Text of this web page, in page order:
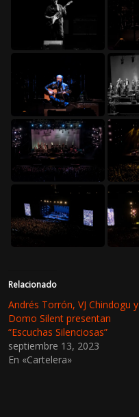
Relacionado
Andrés Torrón, VJ Chindogu y
Domo Silent presentan
“Escuchas Silenciosas”
septiembre 13, 2023
En «Cartelera»